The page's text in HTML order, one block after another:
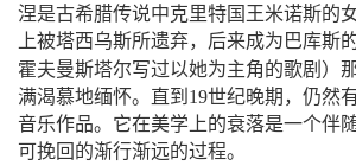
涅是古希腊传说中克里特国王米诺斯的
上被塔西乌斯所遗弃，后来成为巴库斯
霍夫曼斯塔尔写过以她为主角的歌剧 ）
满渴慕地缅怀。直到 19世纪晚期，仍然
音乐作品。它在美学上的衰落是一个伴
可挽回的渐行渐远的过程。